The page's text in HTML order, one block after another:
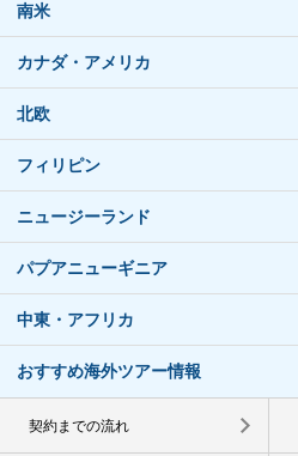
南米
カナダ・アメリカ
北欧
フィリピン
ニュージーランド
パプアニューギニア
中東・アフリカ
おすすめ海外ツアー情報
契約までの流れ